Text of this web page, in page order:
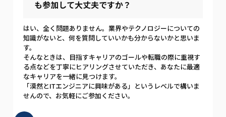
も参加して大丈夫ですか？
はい、全く問題ありません。業界やテクノロジーについての
知識がないと、何を質問していいかも分からないかと思いま
す。
そんなときは、目指すキャリアのゴールや転職の際に重視す
る点などを丁寧にヒアリングさせていただき、あなたに最適
なキャリアを一緒に見つけます。
「漠然とITエンジニアに興味がある」というレベルで構いま
せんので、お気軽にご参加ください。